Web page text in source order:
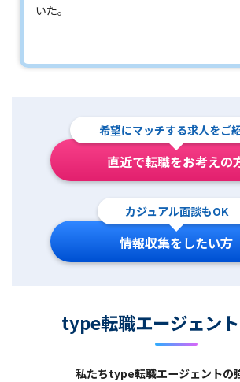
いた。
希望にマッチする求人をご
直近で転職をお考えの
カジュアル面談もOK
情報収集をしたい方
type転職エージェン
私たちtype転職エージェントの